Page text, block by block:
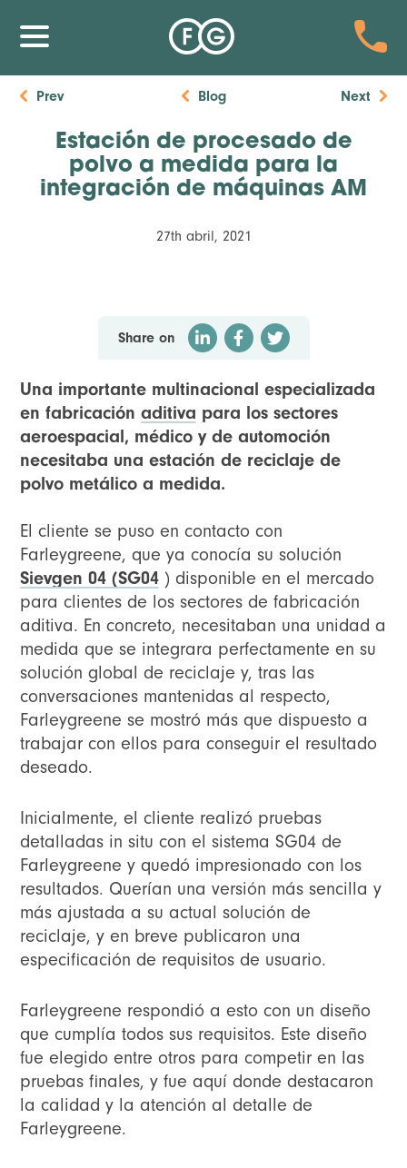
Prev Blog Next
Estación de procesado de
polvo a medida para la
integración de máquinas AM
27th abril, 2021
Share on
Una importante multinacional especializada
en fabricación aditiva para los sectores
aeroespacial, médico y de automoción
necesitaba una estación de reciclaje de
polvo metálico a medida.
El cliente se puso en contacto con
Farleygreene, que ya conocía su solución
Sievgen 04 (SG04 ) disponible en el mercado
para clientes de los sectores de fabricación
aditiva. En concreto, necesitaban una unidad a
medida que se integrara perfectamente en su
solución global de reciclaje y, tras las
conversaciones mantenidas al respecto,
Farleygreene se mostró más que dispuesto a
trabajar con ellos para conseguir el resultado
deseado.
Inicialmente, el cliente realizó pruebas
detalladas in situ con el sistema SG04 de
Farleygreene y quedó impresionado con los
resultados. Querían una versión más sencilla y
más ajustada a su actual solución de
reciclaje, y en breve publicaron una
especificación de requisitos de usuario.
Farleygreene respondió a esto con un diseño
que cumplía todos sus requisitos. Este diseño
fue elegido entre otros para competir en las
pruebas finales, y fue aquí donde destacaron
la calidad y la atención al detalle de
Farleygreene.